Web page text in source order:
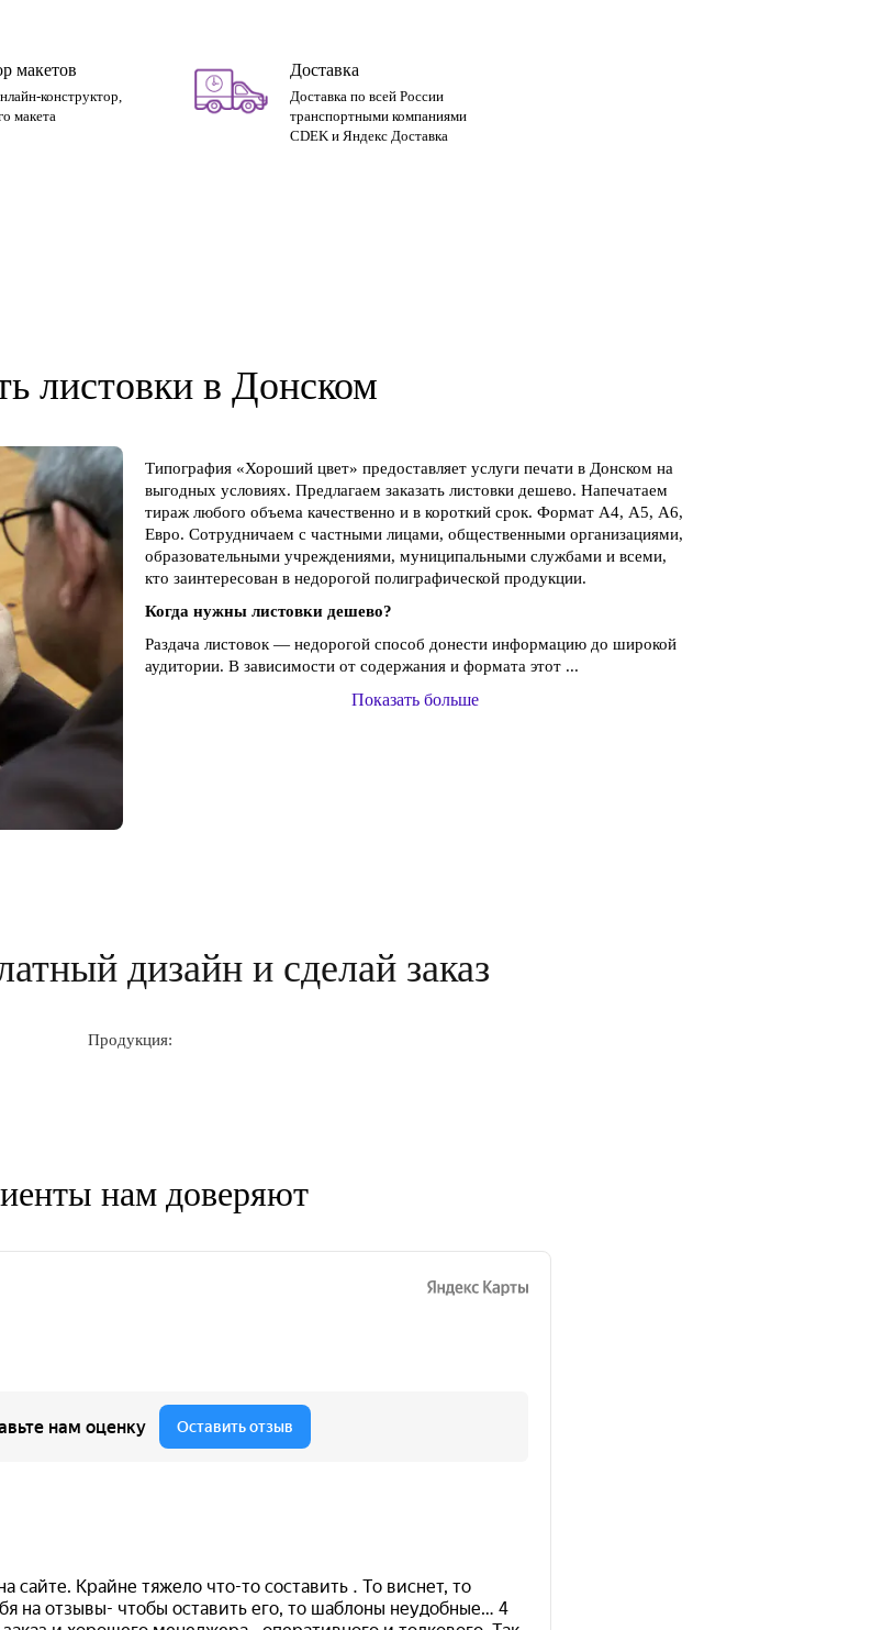
макетов
конструктор,
макета
Доставка
Доставка по всей России
транспортными компаниями
CDEK и Яндекс Доставка
листовки в Донском
Типография «Хороший цвет» предоставляет услуги печати в Донском на
выгодных условиях. Предлагаем заказать листовки дешево. Напечатаем
тираж любого объема качественно и в короткий срок. Формат А4, А5, А6,
Евро. Сотрудничаем с частными лицами, общественными организациями,
образовательными учреждениями, муниципальными службами и всеми,
кто заинтересован в недорогой полиграфической продукции.
Когда нужны листовки дешево?
Раздача листовок — недорогой способ донести информацию до широкой
аудитории. В зависимости от содержания и формата этот ...
Показать больше
дизайн и сделай заказ
Продукция:
нам доверяют